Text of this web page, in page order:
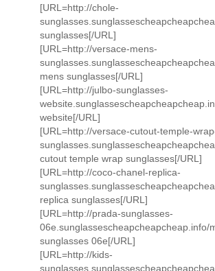
[URL=http://chole-
sunglasses[/URL]
[URL=http://versace-mens-
mens sunglasses[/URL]
[URL=http://julbo-sunglasses-
website[/URL]
[URL=http://versace-cutout-temple-
cutout temple wrap sunglasses[/URL]
[URL=http://coco-chanel-replica-
replica sunglasses[/URL]
[URL=http://prada-sunglasses-
06e.sunglassescheapcheapcheap.info/
sunglasses 06e[/URL]
[URL=http://kids-